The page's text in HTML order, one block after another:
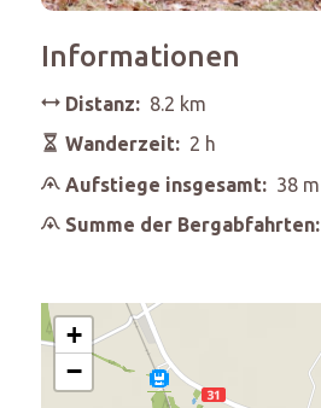
Informationen
Distanz: 8.2 km
Wanderzeit: 2 h
Aufstiege insgesamt: 38 m
Summe der Bergabfahrten:
+
−